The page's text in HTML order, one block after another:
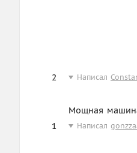
2 Написал
Мощная
1
Написал